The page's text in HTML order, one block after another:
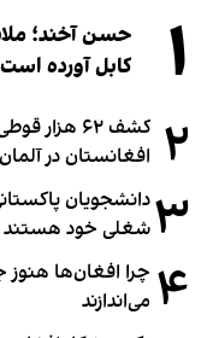
۱
حسن آخند؛
کابل آورده است
۲
کشف ۶۲
افغانستان در آلمان
۳دانشجویان
شغلی خود هستند
۴ چرا افغان‌ها هنوز
می‌اندازند